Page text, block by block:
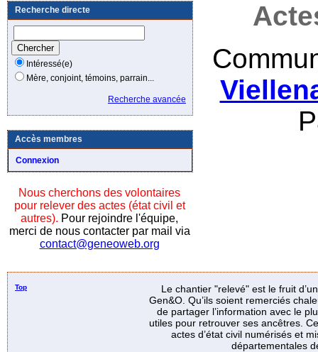
Recherche directe
Intéressé(e)
Mère, conjoint, témoins, parrain...
Recherche avancée
Accès membres
Connexion
Nous cherchons des volontaires
pour relever des actes (état civil et
autres). Pour rejoindre l'équipe,
merci de nous contacter par mail via
contact@geneoweb.org
Top
Le chantier "relevé" est le fruit
Gen&O. Qu’ils soient remerciés
de partager l’information avec le
utiles pour retrouver ses ancêtres.
actes d’état civil numérisés et
départementales